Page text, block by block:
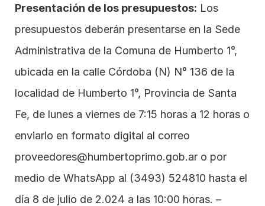
Presentación de los presupuestos: Los
presupuestos deberán presentarse en la Sede
Administrativa de la Comuna de Humberto 1°,
ubicada en la calle Córdoba (N) N° 136 de la
localidad de Humberto 1°, Provincia de Santa
Fe, de lunes a viernes de 7:15 horas a 12 horas o
proveedores@humbertoprimo.gob.ar o por
medio de WhatsApp al (3493) 524810 hasta el
día 8 de julio de 2.024 a las 10:00 horas. –